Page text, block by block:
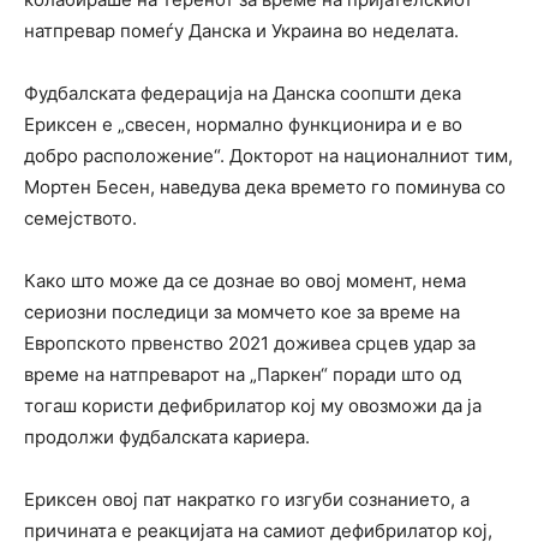
натпревар помеѓу Данска и Украина во неделата.
Фудбалската федерација на Данска соопшти дека
Ериксен е „свесен, нормално функционира и е во
добро расположение“. Докторот на националниот тим,
Мортен Бесен, наведува дека времето го поминува со
семејството.
Како што може да се дознае во овој момент, нема
сериозни последици за момчето кое за време на
Европското првенство 2021 доживеа срцев удар за
време на натпреварот на „Паркен“ поради што од
тогаш користи дефибрилатор кој му овозможи да ја
продолжи фудбалската кариера.
Ериксен овој пат накратко го изгуби сознанието, а
причината е реакцијата на самиот дефибрилатор кој,